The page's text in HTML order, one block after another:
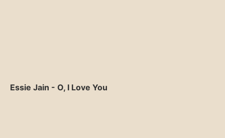
Essie Jain - O, I Love You